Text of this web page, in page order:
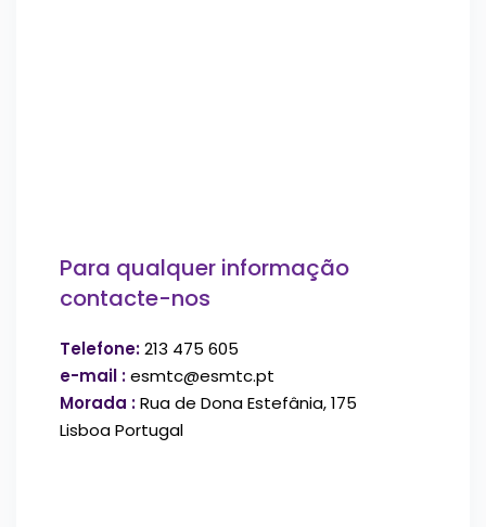
Para qualquer informação
contacte-nos
Telefone:213 475 605
e-mail :esmtc@esmtc.pt
Morada :Rua de Dona Estefânia, 175
Lisboa Portugal